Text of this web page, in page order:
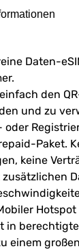
Daten-
den
und zu
oder
Paket.
keine
in
einem